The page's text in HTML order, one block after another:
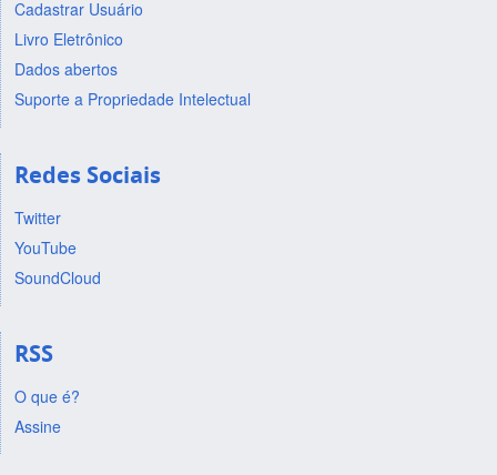
Cadastrar Usuário
Livro Eletrônico
Dados abertos
Suporte a Propriedade Intelectual
Redes Sociais
Twitter
YouTube
SoundCloud
RSS
O que é?
Assine